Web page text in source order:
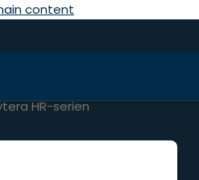
content
HR-serien